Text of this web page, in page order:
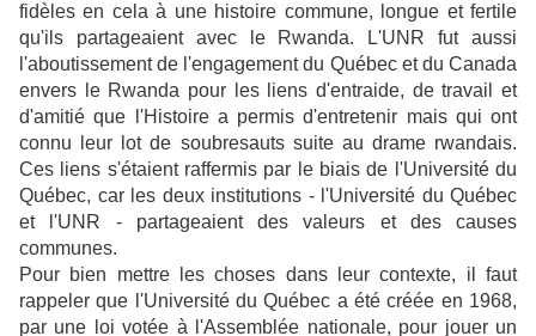
fidèles en cela à une histoire commune, longue et fertile
qu'ils partageaient avec le Rwanda. L'UNR fut aussi
l'aboutissement de l'engagement du Québec et du Canada
envers le Rwanda pour les liens d'entraide, de travail et
d'amitié que l'Histoire a permis d'entretenir mais qui ont
connu leur lot de soubresauts suite au drame rwandais.
Ces liens s'étaient raffermis par le biais de l'Université du
Québec, car les deux institutions - l'Université du Québec
et l'UNR - partageaient des valeurs et des causes
communes.
Pour bien mettre les choses dans leur contexte, il faut
rappeler que l'Université du Québec a été créée en 1968,
par une loi votée à l'Assemblée nationale, pour jouer un